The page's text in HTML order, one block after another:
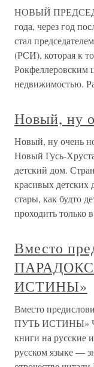
НОВЫЙ
года, через год
стал
(РСИ), которая к
Рокфеллеровским
недвижимостью.
Новый, ну
Новый, ну очень
Новый Гусь-
детский дом.
красивых
стары, как будто
проходить только в
Вместо
ИСТИНЫ»
Вместо
ПУТЬ ИСТИНЫ»
книги на русские
русском языке —